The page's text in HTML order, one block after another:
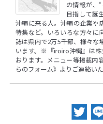
の情報が、
目指して誕
沖縄に来る人。沖縄の企業や
特集など。いろいろな方々に
誌は県内で2万5千部、様々な
います。※『iroiro沖縄』は
おります。メニュー等掲載内
らのフォーム》 よりご連絡い